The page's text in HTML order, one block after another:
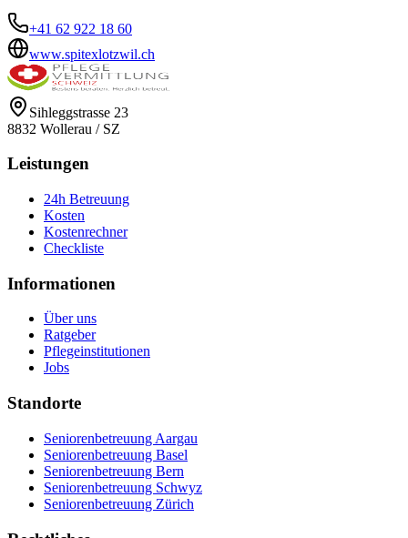
+41 62 922 18 60
www.spitexlotzwil.ch
Sihleggstrasse 23
8832 Wollerau / SZ
Leistungen
24h Betreuung
Kosten
Kostenrechner
Checkliste
Informationen
Über uns
Ratgeber
Pflegeinstitutionen
Jobs
Standorte
Seniorenbetreuung Aargau
Seniorenbetreuung Basel
Seniorenbetreuung Bern
Seniorenbetreuung Schwyz
Seniorenbetreuung Zürich